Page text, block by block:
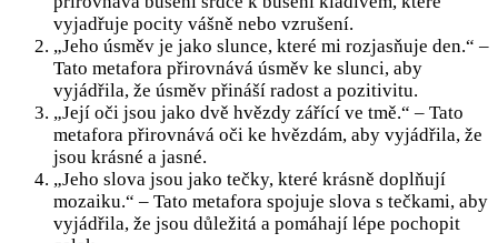
vyjadřuje pocity vášně nebo vzrušení.
„Jeho úsměv je jako slunce, které mi rozjasňuje den.“ –
Tato metafora přirovnává úsměv ke slunci, aby
vyjádřila, že úsměv přináší radost a pozitivitu.
„Její oči jsou jako dvě hvězdy zářící ve tmě.“ – Tato
metafora přirovnává oči ke hvězdám, aby vyjádřila, že
jsou krásné a jasné.
„Jeho slova jsou jako tečky, které krásně doplňují
mozaiku.“ – Tato metafora spojuje slova s tečkami, aby
vyjádřila, že jsou důležitá a pomáhají lépe pochopit